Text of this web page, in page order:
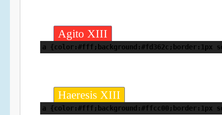
Agito XIII
a
Haeresis XIII
a {color:#fff;background:#ffcc00;border:1px